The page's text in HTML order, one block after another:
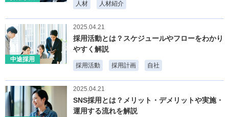
人材 人材紹介
中途採用
2025.04.21
採用活動とは？スケジュールやフローをわかり
やすく解説
採用活動 採用計画 自社
2025.04.21
SNS採用とは？メリット・デメリットや実施・
運用する流れを解説